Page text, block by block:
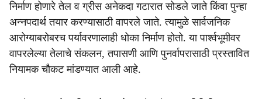
r
e
निर्माण होणारे तेल व ग्रीस अनेकदा गटारात सोडले जाते किंवा पुन्हा
अन्नपदार्थ तयार करण्यासाठी वापरले जाते. त्यामुळे सार्वजनिक
आरोग्याबरोबरच पर्यावरणालाही धोका निर्माण होतो. या पार्श्वभूमीवर
वापरलेल्या तेलाचे संकलन, तपासणी आणि पुनर्वापरासाठी प्रस्तावित
नियामक चौकट मांडण्यात आली आहे.